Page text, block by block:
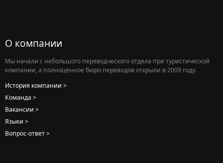
О компании
Мы начали с небольшого переводческого отдела при туристической
компании, а полноценное бюро переводов открыли в 2009 году.
История компании
Команда
Вакансии
Языки
Вопрос-ответ